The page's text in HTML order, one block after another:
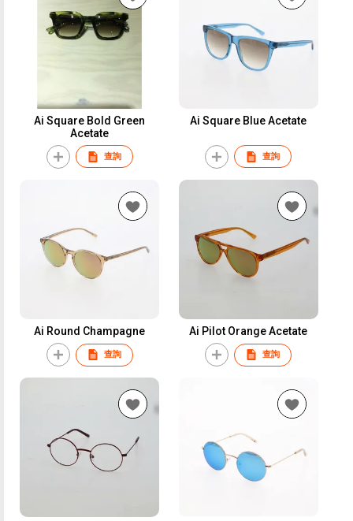
Ai Square Bold Green
Acetate
查詢
Ai Square Blue Acetate
查詢
Ai Round Champagne
查詢
Ai Pilot Orange Acetate
查詢